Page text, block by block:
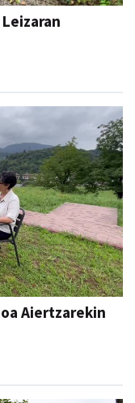
Aiertzarekin